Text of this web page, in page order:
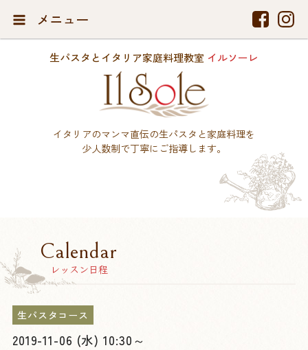
メニュー
生パスタとイタリア家庭料理教室 イルソーレ
イタリアのマンマ直伝の生パスタと家庭料理を
少人数制で丁寧にご指導します。
Calendar
レッスン日程
生パスタコース
2019-11-06 (水) 10:30～